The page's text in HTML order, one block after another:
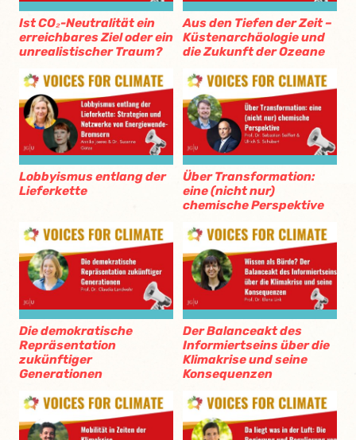
Ist CO₂-Neutralität ein
erreichbares Ziel oder ein
unrealistischer Traum?
Aus den Tiefen der Zeit –
Küstenarchäologie und
die Zukunft der Ozeane
Lobbyismus entlang der
Lieferkette
Über Transformation:
eine (nicht nur)
chemische Perspektive
Die demokratische
Repräsentation
zukünftiger
Generationen
Der Balanceakt des
Informiertseins über die
Klimakrise und seine
Konsequenzen